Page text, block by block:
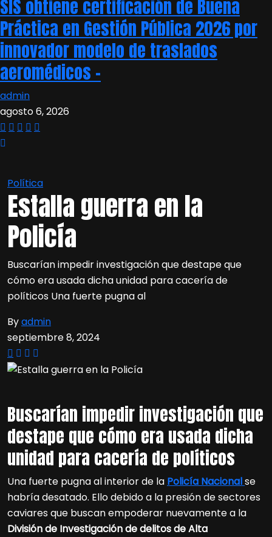
SIS obtiene certificación de Buena
Práctica en Gestión Pública 2026 por
innovador modelo de traslados
aeromédicos –
admin
agosto 6, 2026
Política
Estalla guerra en la
Policía
Buscarían impedir investigación que destape que
cómo era usada dicha unidad para cacería de
políticos Una fuerte pugna al
Byadmin
septiembre 8, 2024
Buscarían impedir investigación que
destape que cómo era usada dicha
unidad para cacería de políticos
Una fuerte pugna al interior de la Policía Nacionalse
habría desatado. Ello debido a la presión de sectores
caviares que buscan empoderar nuevamente a la
División de Investigación de delitos de Alta